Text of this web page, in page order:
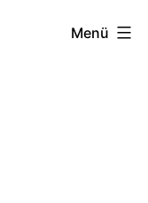
Menü